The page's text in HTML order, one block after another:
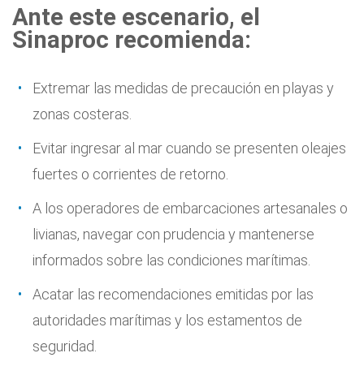
Ante este escenario, el
Sinaproc recomienda:
Extremar las medidas de precaución en playas y
zonas costeras.
Evitar ingresar al mar cuando se presenten oleajes
fuertes o corrientes de retorno.
A los operadores de embarcaciones artesanales o
livianas, navegar con prudencia y mantenerse
informados sobre las condiciones marítimas.
Acatar las recomendaciones emitidas por las
autoridades marítimas y los estamentos de
seguridad.